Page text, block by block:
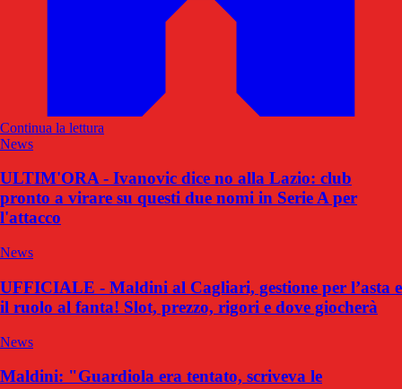
Continua la lettura
News
ULTIM'ORA - Ivanovic dice no alla Lazio: club
pronto a virare su questi due nomi in Serie A per
l'attacco
News
UFFICIALE - Maldini al Cagliari, gestione per l’asta e
il ruolo al fanta! Slot, prezzo, rigori e dove giocherà
News
Maldini: "Guardiola era tentato, scriveva le